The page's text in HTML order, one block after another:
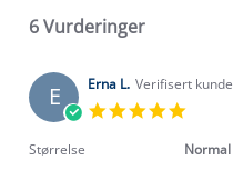
6 Vurderinger
E Erna L. Verifisert kunde
rating
Størrelse Normal